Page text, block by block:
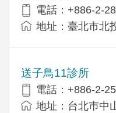
電話：+886-2-
地址：臺北市北
送子鳥11診所
電話：+886-2-
地址：台北巿中